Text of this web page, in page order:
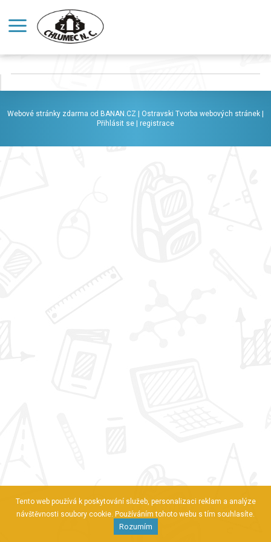
Webové stránky zdarma od BANAN.CZ Ostravski Tvorba webových stránek
Přihlásit se
registrace
Tento web používá k poskytování služeb, personalizaci reklam a analýze
návštěvnosti soubory cookie. Používáním tohoto webu s tím souhlasíte.
Rozumím